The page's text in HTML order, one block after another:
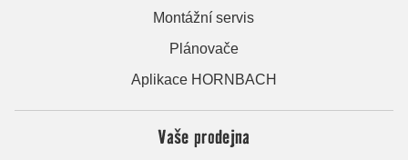
Montážní servis
Plánovače
Aplikace HORNBACH
Vaše prodejna